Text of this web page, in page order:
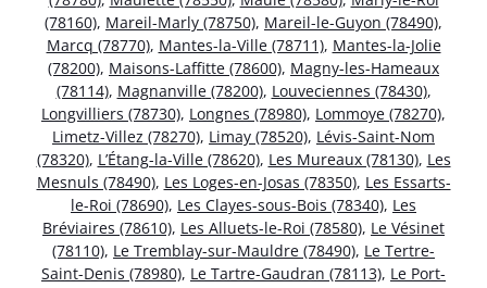
(78160), Mareil-Marly (78750), Mareil-le-Guyon (78490),
Marcq (78770), Mantes-la-Ville (78711), Mantes-la-Jolie
(78200), Maisons-Laffitte (78600), Magny-les-Hameaux
(78114), Magnanville (78200), Louveciennes (78430),
Longvilliers (78730), Longnes (78980), Lommoye (78270),
Limetz-Villez (78270), Limay (78520), Lévis-Saint-Nom
(78320), L’Étang-la-Ville (78620), Les Mureaux (78130), Les
Mesnuls (78490), Les Loges-en-Josas (78350), Les Essarts-
le-Roi (78690), Les Clayes-sous-Bois (78340), Les
Bréviaires (78610), Les Alluets-le-Roi (78580), Le Vésinet
(78110), Le Tremblay-sur-Mauldre (78490), Le Tertre-
Saint-Denis (78980), Le Tartre-Gaudran (78113), Le Port-